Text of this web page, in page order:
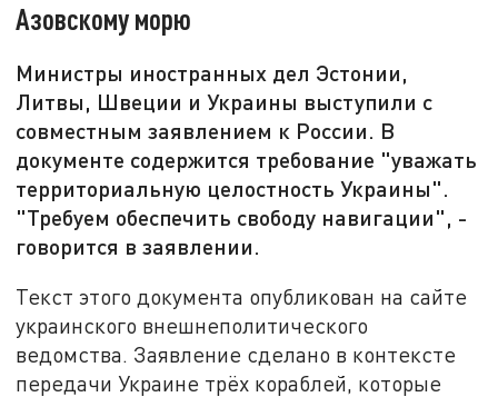
Азовскому морю
Министры иностранных дел Эстонии,
Литвы, Швеции и Украины выступили с
совместным заявлением к России. В
документе содержится требование "уважать
территориальную целостность Украины".
"Требуем обеспечить свободу навигации", -
говорится в заявлении.
Текст этого документа опубликован на сайте
украинского внешнеполитического
ведомства. Заявление сделано в контексте
передачи Украине трёх кораблей, которые